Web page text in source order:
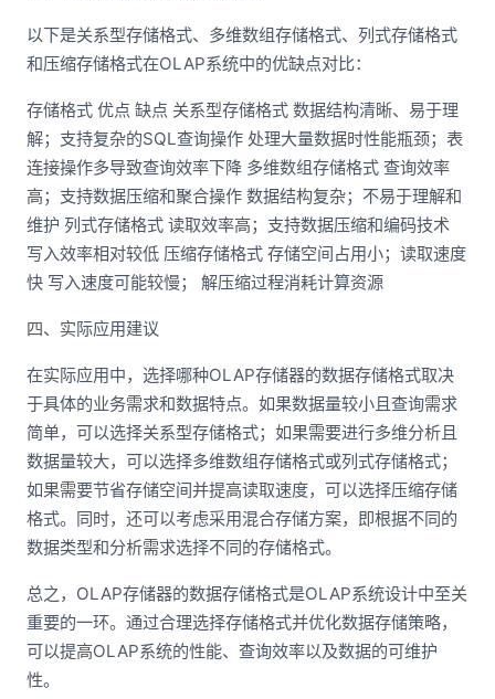
以下是关系型存储格式、多维数组存储格式、列式存储格式
和压缩存储格式在OLAP系统中的优缺点对比：
存储格式 优点 缺点 关系型存储格式 数据结构清晰、易于理
解；支持复杂的SQL查询操作 处理大量数据时性能瓶颈；表
连接操作多导致查询效率下降 多维数组存储格式 查询效率
高；支持数据压缩和聚合操作 数据结构复杂；不易于理解和
维护 列式存储格式 读取效率高；支持数据压缩和编码技术
写入效率相对较低 压缩存储格式 存储空间占用小；读取速度
快 写入速度可能较慢； 解压缩过程消耗计算资源
四、实际应用建议
在实际应用中，选择哪种OLAP存储器的数据存储格式取决
于具体的业务需求和数据特点。如果数据量较小且查询需求
简单，可以选择关系型存储格式；如果需要进行多维分析且
数据量较大，可以选择多维数组存储格式或列式存储格式；
如果需要节省存储空间并提高读取速度，可以选择压缩存储
格式。同时，还可以考虑采用混合存储方案，即根据不同的
数据类型和分析需求选择不同的存储格式。
总之，OLAP存储器的数据存储格式是OLAP系统设计中至关
重要的一环。通过合理选择存储格式并优化数据存储策略，
可以提高OLAP系统的性能、查询效率以及数据的可维护
性。